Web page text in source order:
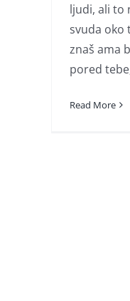
ljudi, ali to
svuda oko
znaš ama
pored
Read More